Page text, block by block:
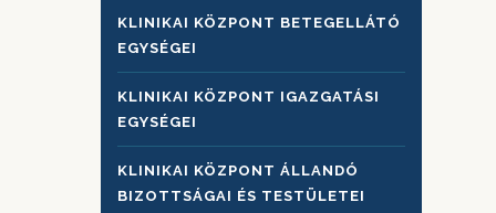
KLINIKAI KÖZPONT BETEGELLÁTÓ
EGYSÉGEI
KLINIKAI KÖZPONT IGAZGATÁSI
EGYSÉGEI
KLINIKAI KÖZPONT ÁLLANDÓ
BIZOTTSÁGAI ÉS TESTÜLETEI